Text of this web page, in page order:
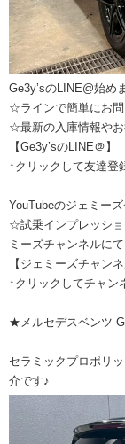
Ge3y’sのLINE@始め
☆ラインで簡単にお
☆最新の入庫情報や
【Ge3y’sのLINE＠】
↑クリックして友達登
YouTubeのジェミー
☆試乗インプレッシ
ミーズチャンネルに
【 ジェミーズチャン
↑クリックしてチャン
★メルセデスベンツ
セラミックプロポリ
介です♪